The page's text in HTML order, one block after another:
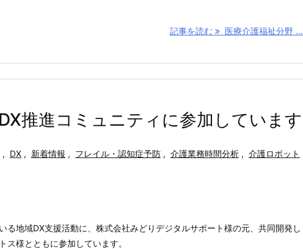
記事を読む 医療介護福祉分野 ...
推進コミュニティに参加しています
, DX , 新着情報 , フレイル・認知症予防 , 介護業務時間分析 , 介護ロボット
る地域DX支援活動に、株式会社みどりデジタルサポート様の元、共同開発し
ス様とともに参加しています。